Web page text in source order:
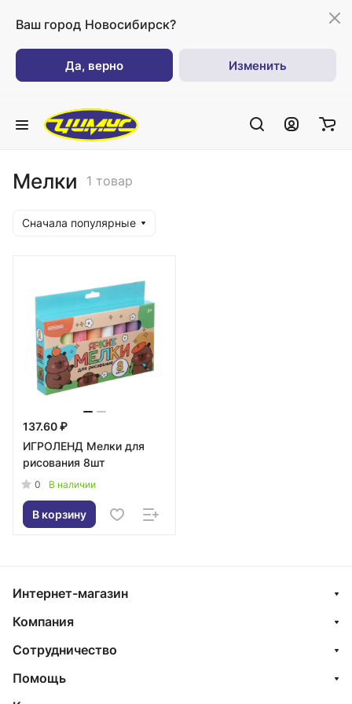
Ваш город Новосибирск?
Да, верно Изменить
Мелки 1 товар
Сначала популярные
137.60 ₽
ИГРОЛЕНД Мелки для
рисования 8шт
0 В наличии
В корзину
Интернет-магазин
Компания
Сотрудничество
Помощь